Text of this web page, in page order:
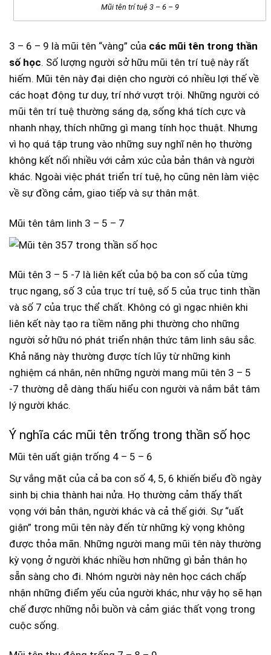
Mũi tên trí tuệ 3 – 6 – 9
3 – 6 – 9 là mũi tên “vàng” của các mũi tên trong thần
số học. Số lượng người sở hữu mũi tên trí tuệ này rất
hiếm. Mũi tên này đại diện cho người có nhiều lợi thế về
các hoạt động tư duy, trí nhớ vượt trội. Những người có
mũi tên trí tuệ thường sáng dạ, sống khá tích cực và
nhanh nhạy, thích những gì mang tính học thuật. Nhưng
vì họ quá tập trung vào những suy nghĩ nên họ thường
không kết nối nhiều với cảm xúc của bản thân và người
khác. Ngoài việc phát triển trí tuệ, họ cũng nên làm việc
về sự đồng cảm, giao tiếp và sự thân mật.
Mũi tên tâm linh 3 – 5 – 7
Mũi tên 3 – 5 -7 là liên kết của bộ ba con số của từng
trục ngang, số 3 của trục trí tuệ, số 5 của trục tinh thần
và số 7 của trục thể chất. Không có gì ngạc nhiên khi
liên kết này tạo ra tiềm năng phi thường cho những
người sở hữu nó phát triển nhận thức tâm linh sâu sắc.
Khả năng này thường được tích lũy từ những kinh
nghiệm cá nhân, nên những người mang mũi tên 3 – 5
-7 thường dễ dàng thấu hiểu con người và nắm bắt tâm
lý người khác.
Ý nghĩa các mũi tên trống trong thần số học
Mũi tên uất giận trống 4 – 5 – 6
Sự vắng mặt của cả ba con số 4, 5, 6 khiến biểu đồ ngày
sinh bị chia thành hai nửa. Họ thường cảm thấy thất
vọng với bản thân, người khác và cả thế giới. Sự “uất
giận” trong mũi tên này đến từ những kỳ vọng không
được thỏa mãn. Những người mang mũi tên này thường
kỳ vọng ở người khác nhiều hơn những gì bản thân họ
sẵn sàng cho đi. Nhóm người này nên học cách chấp
nhận những điểm yếu của người khác, như vậy họ sẽ hạn
chế được những nỗi buồn và cảm giác thất vọng trong
cuộc sống.